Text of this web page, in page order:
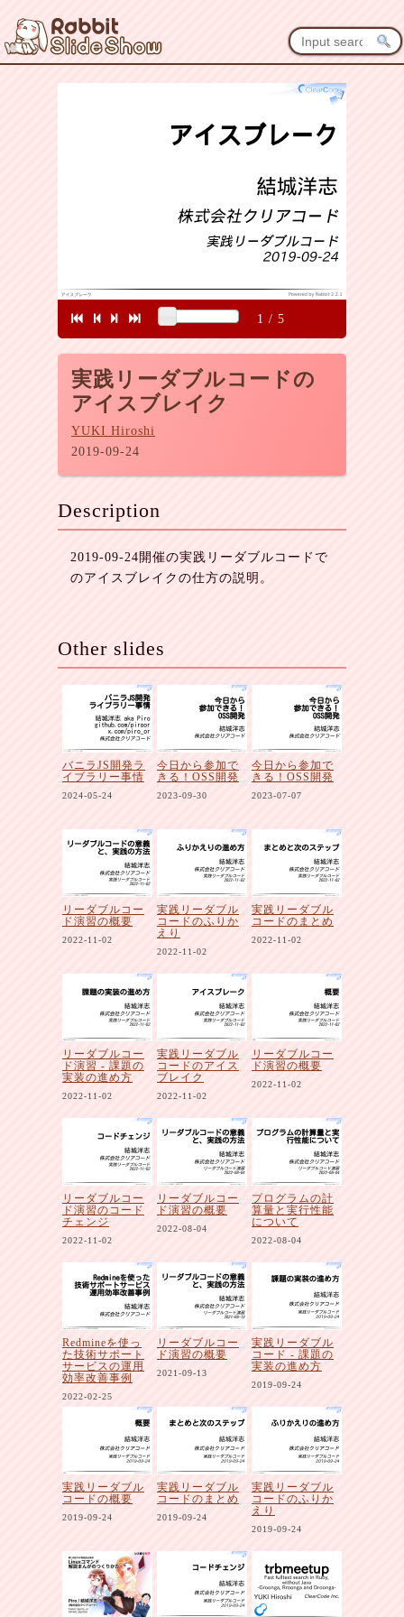
実践リーダブルコードの
アイスブレイク
YUKI Hiroshi
2019-09-24
1 / 5
Description
2019-09-24開催の実践リーダブルコードで
のアイスブレイクの仕方の説明。
Other slides
バニラJS開発ラ
イブラリー事情
2024-05-24
今日から参加で
きる！OSS開発
2023-09-30
今日から参加で
きる！OSS開発
2023-07-07
リーダブルコー
ド演習の概要
2022-11-02
実践リーダブル
コードのふりか
えり
2022-11-02
実践リーダブル
コードのまとめ
2022-11-02
リーダブルコー
ド演習 - 課題の
実装の進め方
2022-11-02
実践リーダブル
コードのアイス
ブレイク
2022-11-02
リーダブルコー
ド演習の概要
2022-11-02
リーダブルコー
ド演習のコード
チェンジ
2022-11-02
リーダブルコー
ド演習の概要
2022-08-04
プログラムの計
算量と実行性能
について
2022-08-04
Redmineを使っ
た技術サポート
サービスの運用
効率改善事例
2022-02-25
リーダブルコー
ド演習の概要
2021-09-13
実践リーダブル
コード - 課題の
実装の進め方
2019-09-24
実践リーダブル
コードの概要
2019-09-24
実践リーダブル
コードのまとめ
2019-09-24
実践リーダブル
コードのふりか
えり
2019-09-24